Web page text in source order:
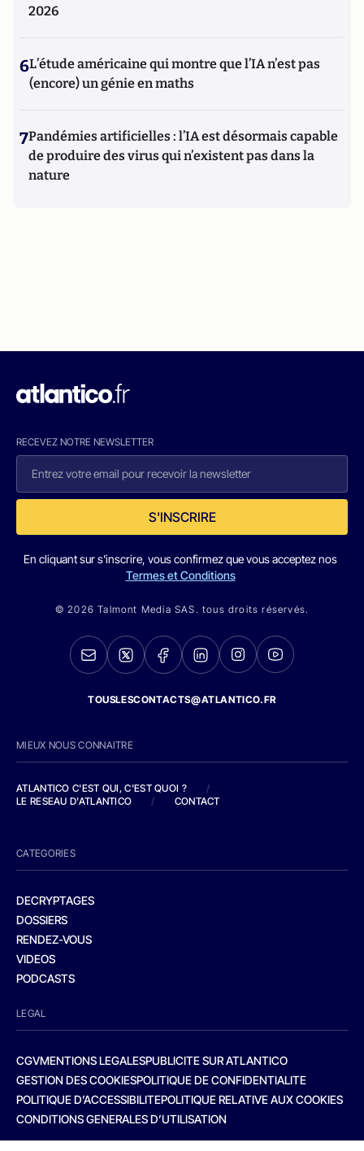
2026
6L’étude américaine qui montre que l’IA n’est pas
(encore) un génie en maths
7Pandémies artificielles : l’IA est désormais capable
de produire des virus qui n’existent pas dans la
nature
RECEVEZ NOTRE NEWSLETTER
S'INSCRIRE
En cliquant sur s'inscrire, vous confirmez que vous acceptez nos
Termes et Conditions
© 2026 Talmont Media SAS. tous droits réservés.
TOUSLESCONTACTS@ATLANTICO.FR
MIEUX NOUS CONNAITRE
ATLANTICO C'EST QUI, C'EST QUOI ?
/
LE RESEAU D'ATLANTICO
/ CONTACT
CATEGORIES
DECRYPTAGES
DOSSIERS
RENDEZ-VOUS
VIDEOS
PODCASTS
LEGAL
CGVMENTIONS LEGALESPUBLICITE SUR ATLANTICO
GESTION DES COOKIESPOLITIQUE DE CONFIDENTIALITE
POLITIQUE D’ACCESSIBILITEPOLITIQUE RELATIVE AUX COOKIES
CONDITIONS GENERALES D’UTILISATION